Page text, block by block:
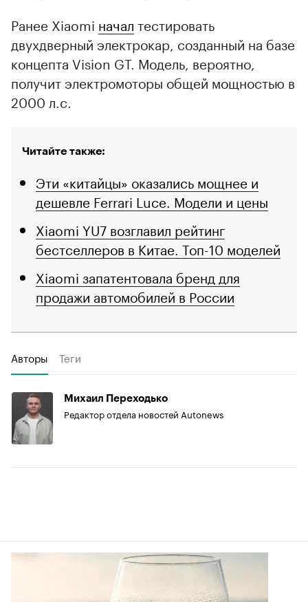
Ранее Xiaomi начал тестировать
двухдверный электрокар, созданный на базе
концепта Vision GT. Модель, вероятно,
получит электромоторы общей мощностью в
2000 л.с.
Читайте также:
Эти «китайцы» оказались мощнее и
дешевле Ferrari Luce. Модели и цены
Xiaomi YU7 возглавил рейтинг
бестселлеров в Китае. Топ-10 моделей
Xiaomi запатентовала бренд для
продажи автомобилей в России
Авторы Теги
Михаил Переходько
Редактор отдела новостей Autonews